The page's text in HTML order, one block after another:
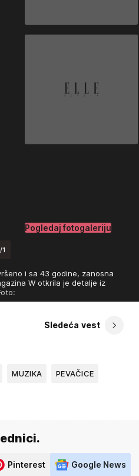
1
Pogledaj fotogaleriju
i sa 43 godine, zanosna
W otkrila je detalje iz
Sledeća vest
MUZIKA PEVAČICE
Pinterest Google News